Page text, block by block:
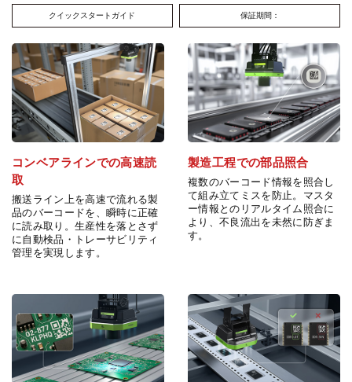
クイックスタートガイド 保証期間：
コンベアラインでの高速読
取
搬送ライン上を高速で流れる製
品のバーコードを、瞬時に正確
に読み取り。生産性を落とさず
に自動検品・トレーサビリティ
管理を実現します。
製造工程での部品照合
複数のバーコード情報を照合し
て組み立てミスを防止。マスタ
ー情報とのリアルタイム照合に
より、不良流出を未然に防ぎま
す。